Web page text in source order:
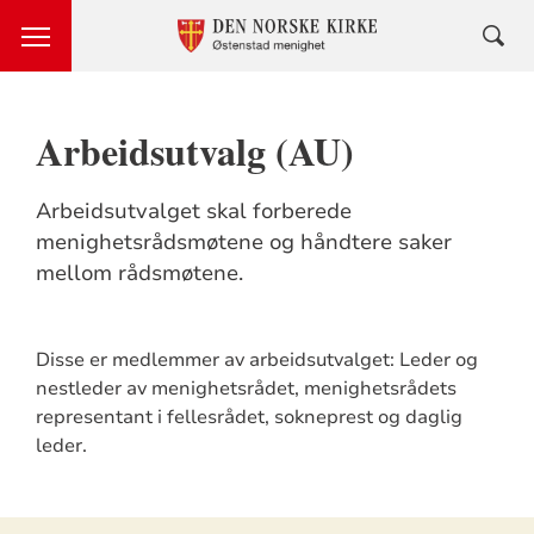
Arbeidsutvalg (AU)
Arbeidsutvalget skal forberede
menighetsrådsmøtene og håndtere saker
mellom rådsmøtene.
Disse er medlemmer av arbeidsutvalget: Leder og
nestleder av menighetsrådet, menighetsrådets
representant i fellesrådet, sokneprest og daglig
leder.